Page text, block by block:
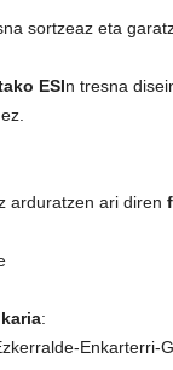
sortzeaz eta
ESIn tresna
arduratzen ari diren
:
Enkarterri-